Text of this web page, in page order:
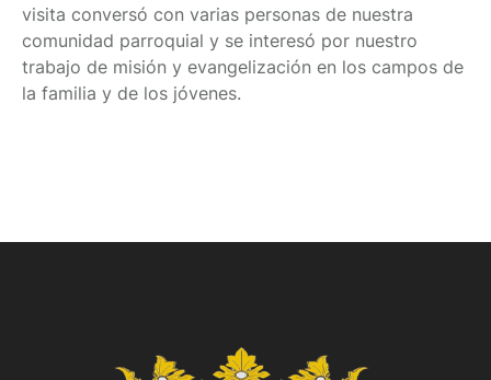
visita conversó con varias personas de nuestra
comunidad parroquial y se interesó por nuestro
trabajo de misión y evangelización en los campos de
la familia y de los jóvenes.